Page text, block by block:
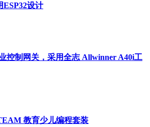
ESP32设计
控制网关，采用全志 Allwinner A40i工
教育少儿编程套装